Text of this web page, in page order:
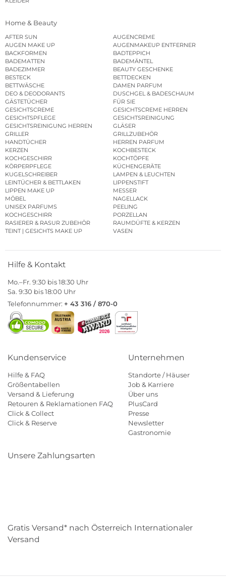
Home & Beauty
AFTER SUN
AUGENCREME
AUGEN MAKE UP
AUGENMAKEUP ENTFERNER
BACKFORMEN
BADTEPPICH
BADEMATTEN
BADEMÄNTEL
BADEZIMMER
BEAUTY GESCHENKE
BESTECK
BETTDECKEN
BETTWÄSCHE
DAMEN PARFUM
DEO & DEODORANTS
DUSCHGEL & BADESCHAUM
GÄSTETÜCHER
FÜR SIE
GESICHTSCREME
GESICHTSCREME HERREN
GESICHTSPFLEGE
GESICHTSREINIGUNG
GESICHTSREINIGUNG HERREN
GLÄSER
GRILLER
GRILLZUBEHÖR
HANDTÜCHER
HERREN PARFUM
KERZEN
KOCHBESTECK
KOCHGESCHIRR
KOCHTÖPFE
KÖRPERPFLEGE
KÜCHENGERÄTE
KUGELSCHREIBER
LAMPEN & LEUCHTEN
LEINTÜCHER & BETTLAKEN
LIPPENSTIFT
LIPPEN MAKE UP
MESSER
MÖBEL
NAGELLACK
UNISEX PARFUMS
PEELING
KOCHGESCHIRR
PORZELLAN
RASIERER & RASUR ZUBEHÖR
RAUMDÜFTE & KERZEN
TEINT | GESICHTS MAKE UP
VASEN
Hilfe & Kontakt
Mo.–Fr. 9:30 bis 18:30 Uhr
Sa. 9:30 bis 18:00 Uhr
Telefonnummer: + 43 316 / 870-0
Kundenservice
Hilfe & FAQ
Größentabellen
Versand & Lieferung
Retouren & Reklamationen FAQ
Click & Collect
Click & Reserve
Unternehmen
Standorte / Häuser
Job & Karriere
Über uns
PlusCard
Presse
Newsletter
Gastronomie
Unsere Zahlungsarten
Gratis Versand* nach Österreich Internationaler
Versand